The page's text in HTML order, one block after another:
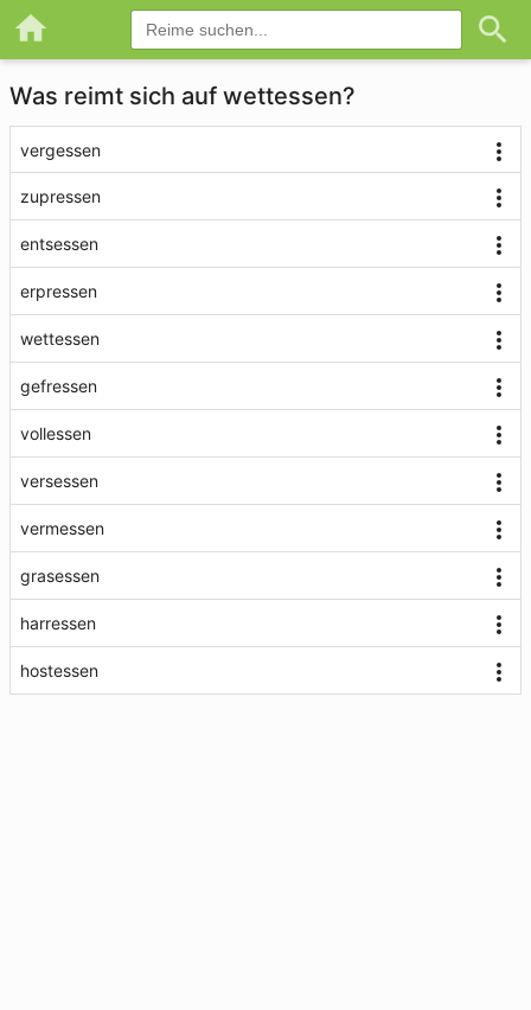
Was reimt sich auf wettessen?
vergessen
zupressen
entsessen
erpressen
wettessen
gefressen
vollessen
versessen
vermessen
grasessen
harressen
hostessen